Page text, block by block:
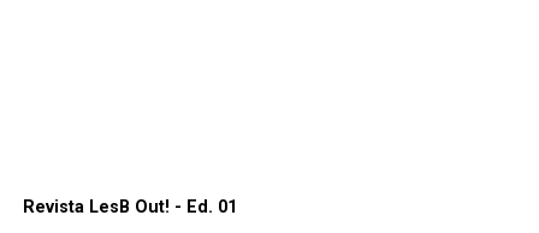
Revista LesB Out! - Ed. 01